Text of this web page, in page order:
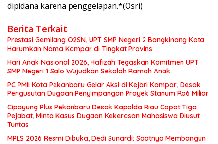
dipidana karena penggelapan.*(Osri)
Berita Terkait
Prestasi Gemilang O2SN, UPT SMP Negeri 2 Bangkinang Kota
Harumkan Nama Kampar di Tingkat Provins
Hari Anak Nasional 2026, Hafizah Tegaskan Komitmen UPT
SMP Negeri 1 Salo Wujudkan Sekolah Ramah Anak
PC PMII Kota Pekanbaru Gelar Aksi di Kejari Kampar, Desak
Pengusutan Dugaan Penyimpangan Proyek Stanum Rp6 Miliar
Cipayung Plus Pekanbaru Desak Kapolda Riau Copot Tiga
Pejabat, Minta Kasus Dugaan Kekerasan Mahasiswa Diusut
Tuntas
MPLS 2026 Resmi Dibuka, Dedi Sunardi: Saatnya Membangun